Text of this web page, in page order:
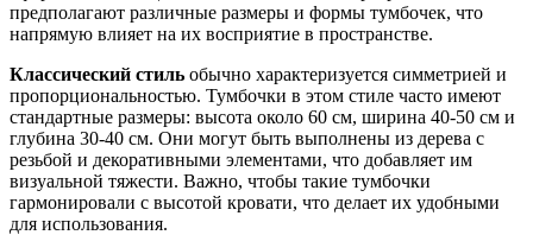
предполагают различные размеры и формы тумбочек, что
напрямую влияет на их восприятие в пространстве.
Классический стиль обычно характеризуется симметрией и
пропорциональностью. Тумбочки в этом стиле часто имеют
стандартные размеры: высота около 60 см, ширина 40-50 см и
глубина 30-40 см. Они могут быть выполнены из дерева с
резьбой и декоративными элементами, что добавляет им
визуальной тяжести. Важно, чтобы такие тумбочки
гармонировали с высотой кровати, что делает их удобными
для использования.